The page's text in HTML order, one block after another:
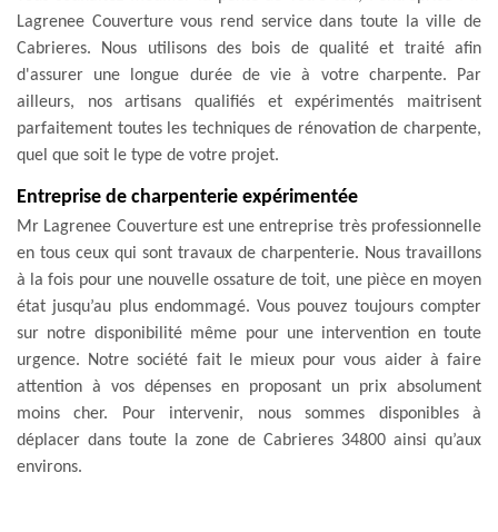
Lagrenee Couverture vous rend service dans toute la ville de
Cabrieres. Nous utilisons des bois de qualité et traité afin
d'assurer une longue durée de vie à votre charpente. Par
ailleurs, nos artisans qualifiés et expérimentés maitrisent
parfaitement toutes les techniques de rénovation de charpente,
quel que soit le type de votre projet.
Entreprise de charpenterie expérimentée
Mr Lagrenee Couverture est une entreprise très professionnelle
en tous ceux qui sont travaux de charpenterie. Nous travaillons
à la fois pour une nouvelle ossature de toit, une pièce en moyen
état jusqu’au plus endommagé. Vous pouvez toujours compter
sur notre disponibilité même pour une intervention en toute
urgence. Notre société fait le mieux pour vous aider à faire
attention à vos dépenses en proposant un prix absolument
moins cher. Pour intervenir, nous sommes disponibles à
déplacer dans toute la zone de Cabrieres 34800 ainsi qu’aux
environs.